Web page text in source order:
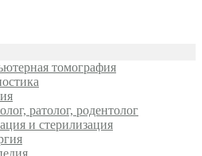
томография
ратолог, родентолог
и стерилизация